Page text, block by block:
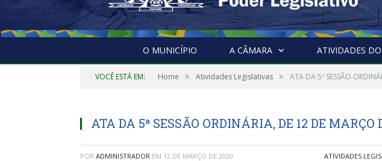
O MUNICÍPIO A CÂMARA ATIVIDADES
VOCÊ ESTÁ EM: Home » Atividades Legislativas » ATA DA 5ª SESSÃO
ATA DA 5ª SESSÃO ORDINÁRIA, DE 12 DE MARÇO
POR ADMINISTRADOR EM 12 DE MARÇO DE 2020 ATIVIDADES